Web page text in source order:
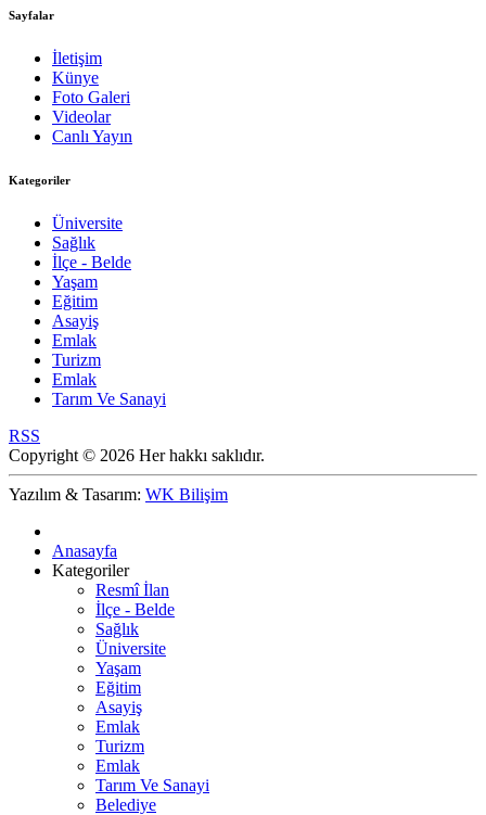
Sayfalar
İletişim
Künye
Foto Galeri
Videolar
Canlı Yayın
Kategoriler
Üniversite
Sağlık
İlçe - Belde
Yaşam
Eğitim
Asayiş
Emlak
Turizm
Emlak
Tarım Ve Sanayi
RSS
Copyright © 2026 Her hakkı saklıdır.
Yazılım & Tasarım: WK Bilişim
Anasayfa
Kategoriler
Resmî İlan
İlçe - Belde
Sağlık
Üniversite
Yaşam
Eğitim
Asayiş
Emlak
Turizm
Emlak
Tarım Ve Sanayi
Belediye